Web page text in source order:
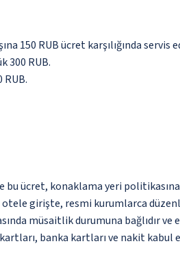
150 RUB ücret karşılığında servis
300 RUB.
bu ücret, konaklama yeri
girişte, resmi kurumlarca
müsaitlik durumuna bağlıdır
banka kartları ve nakit kabul